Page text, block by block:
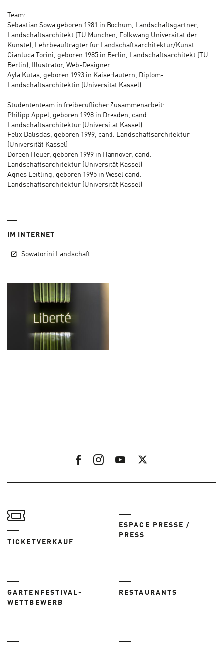
Team:
Sebastian Sowa geboren 1981 in Bochum, Landschaftsgärtner,
Landschaftsarchitekt (TU München, Folkwang Universität der
Künste), Lehrbeauftragter für Landschaftsarchitektur/Kunst
Gianluca Torini, geboren 1985 in Berlin, Landschaftsarchitekt (TU
Berlin), Illustrator, Web-Designer
Ayla Kutas, geboren 1993 in Kaiserlautern, Diplom-
Landschaftsarchitektin (Universität Kassel)
Studententeam in freiberuflicher Zusammenarbeit:
Philipp Appel, geboren 1998 in Dresden, cand.
Landschaftsarchitektur (Universität Kassel)
Felix Dalisdas, geboren 1999, cand. Landschaftsarchitektur
(Universität Kassel)
Doreen Heuer, geboren 1999 in Hannover, cand.
Landschaftsarchitektur (Universität Kassel)
Agnes Leitling, geboren 1995 in Wesel cand.
Landschaftsarchitektur (Universität Kassel)
IM INTERNET
Sowatorini Landschaft
TICKETVERKAUF
ESPACE PRESSE /
PRESS
GARTENFESTIVAL-
WETTBEWERB
RESTAURANTS